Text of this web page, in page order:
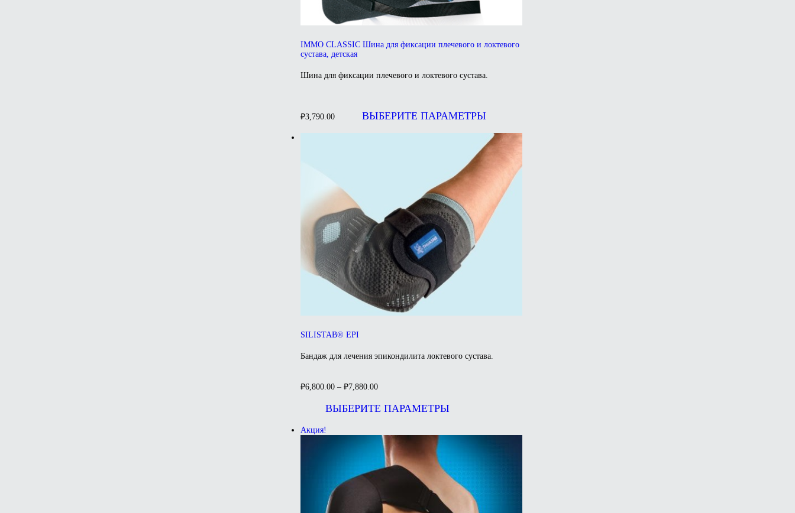
IMMO CLASSIC Шина для фиксации плечевого и локтевого
сустава, детская
Шина для фиксации плечевого и локтевого сустава.
₽3,790.00 ВЫБЕРИТЕ ПАРАМЕТРЫ
несколько
выбрать
на
SILISTAB® EPI
Бандаж для лечения эпикондилита локтевого сустава.
₽6,800.00 – ₽7,880.00
ВЫБЕРИТЕ ПАРАМЕТРЫ
вариаций.
Акция!